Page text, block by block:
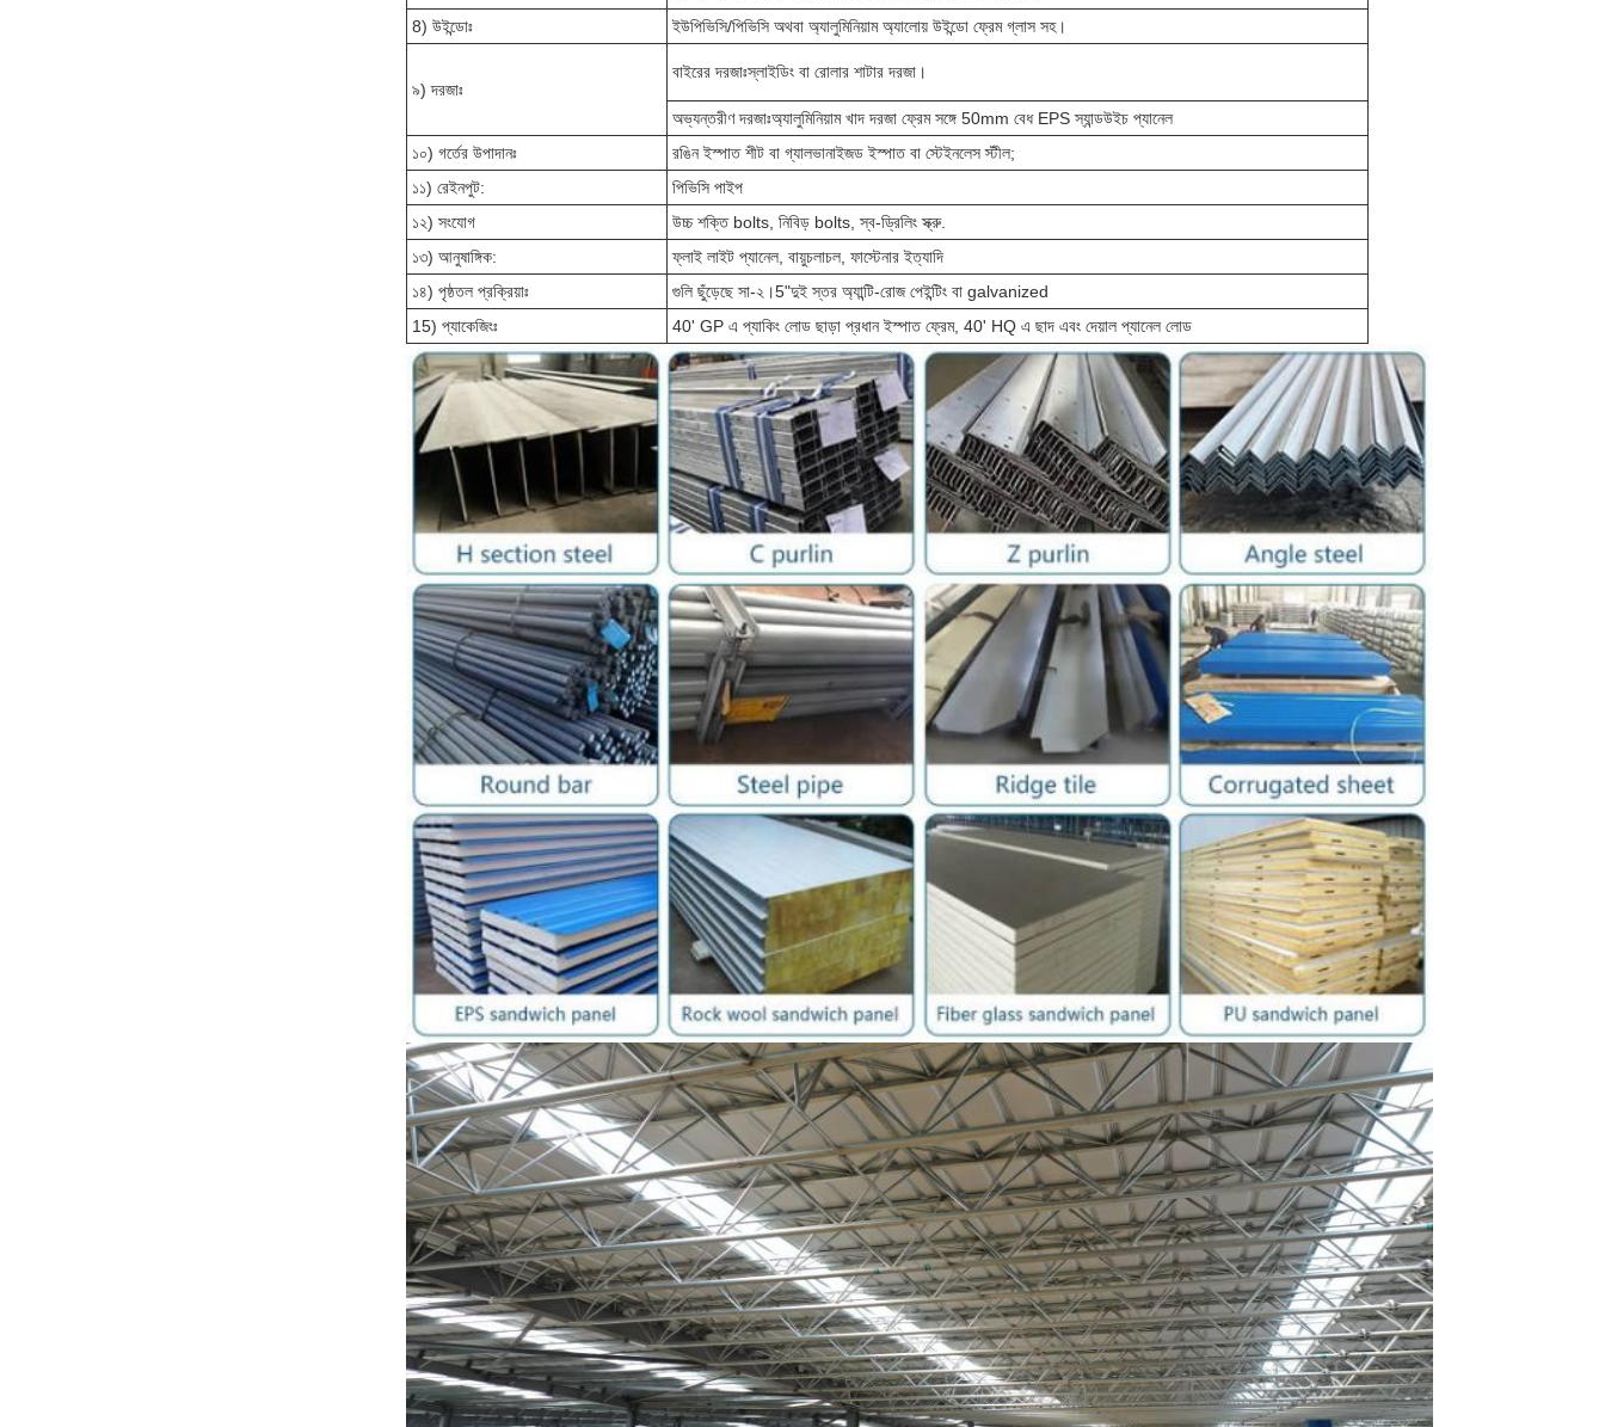
8) উইন্ডোঃ
ইউপিভিসি/পিভিসি অথবা অ্যালুমিনিয়াম অ্যালোয় উইন্ডো ফ্রেম গ্লাস সহ।
৯) দরজাঃ
বাইরের দরজাঃস্লাইডিং বা রোলার শাটার দরজা।
অভ্যন্তরীণ দরজাঃঅ্যালুমিনিয়াম খাদ দরজা ফ্রেম সঙ্গে 50mm বেধ EPS স্যান্ডউইচ প্যানেল
১০) গর্তের উপাদানঃ
রঙিন ইস্পাত শীট বা গ্যালভানাইজড ইস্পাত বা স্টেইনলেস স্টীল;
১১) রেইনপুট:
পিভিসি পাইপ
১২) সংযোগ
উচ্চ শক্তি bolts, নিবিড় bolts, স্ব-ড্রিলিং স্ক্রু.
১৩) আনুষাঙ্গিক:
ফ্লাই লাইট প্যানেল, বায়ুচলাচল, ফাস্টেনার ইত্যাদি
১৪) পৃষ্ঠতল প্রক্রিয়াঃ
গুলি ছুঁড়েছে সা-২।5"দুই স্তর অ্যান্টি-রোজ পেইন্টিং বা galvanized
15) প্যাকেজিংঃ
40' GP এ প্যাকিং লোড ছাড়া প্রধান ইস্পাত ফ্রেম, 40' HQ এ ছাদ এবং দেয়াল প্যানেল লোড